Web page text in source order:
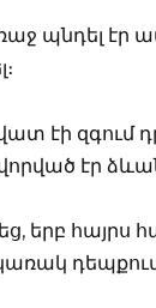
պնդել էր
էի զգում
էր
երբ հայրս